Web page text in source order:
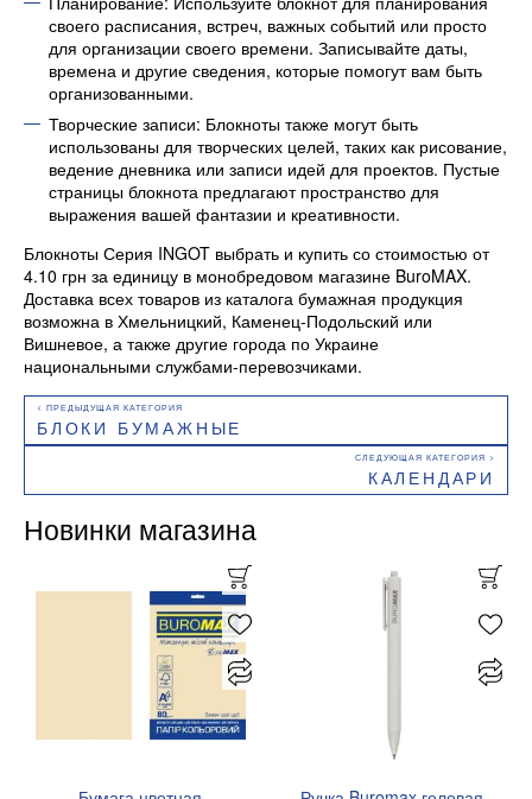
своего расписания, встреч, важных событий или просто
для организации своего времени. Записывайте даты,
времена и другие сведения, которые помогут вам быть
организованными.
Творческие записи: Блокноты также могут быть
использованы для творческих целей, таких как рисование,
ведение дневника или записи идей для проектов. Пустые
страницы блокнота предлагают пространство для
выражения вашей фантазии и креативности.
Блокноты Серия INGOT выбрать и купить со стоимостью от
4.10 грн за единицу в монобредовом магазине BuroMAX.
Доставка всех товаров из каталога бумажная продукция
возможна в Хмельницкий, Каменец-Подольский или
Вишневое, а также другие города по Украине
национальными службами-перевозчиками.
БЛОКИ БУМАЖНЫЕ
КАЛЕНДАРИ
Новинки магазина